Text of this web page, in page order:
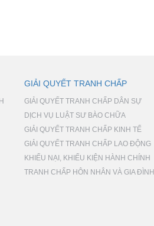
GIẢI QUYẾT TRANH CHẤP
GIẢI QUYẾT TRANH CHẤP DÂN SỰ
DỊCH VỤ LUẬT SƯ BÀO CHỮA
GIẢI QUYẾT TRANH CHẤP KINH TẾ
GIẢI QUYẾT TRANH CHẤP LAO ĐỘNG
KHIẾU NẠI, KHIẾU KIỆN HÀNH CHÍNH
TRANH CHẤP HÔN NHÂN VÀ GIA ĐÌNH